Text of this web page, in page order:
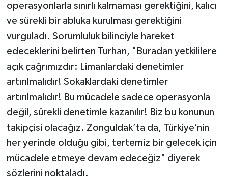
operasyonlarla sınırlı kalmaması gerektiğini, kalıcı
ve sürekli bir abluka kurulması gerektiğini
vurguladı. Sorumluluk bilinciyle hareket
edeceklerini belirten Turhan, "Buradan yetkililere
açık çağrımızdır: Limanlardaki denetimler
artırılmalıdır! Sokaklardaki denetimler
artırılmalıdır! Bu mücadele sadece operasyonla
değil, sürekli denetimle kazanılır! Biz bu konunun
takipçisi olacağız. Zonguldak’ta da, Türkiye’nin
her yerinde olduğu gibi, tertemiz bir gelecek için
mücadele etmeye devam edeceğiz" diyerek
sözlerini noktaladı.